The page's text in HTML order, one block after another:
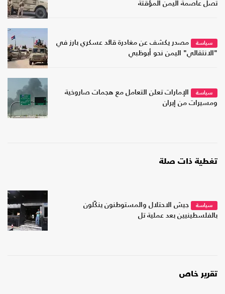
تصل عاصمة اليمن المؤقتة
سياسة
مصدر يكشف عن مغادرة قائد عسكري بارز في
"الانتقالي" اليمن نحو أبوظبي
سياسة
الإمارات تعلن التعامل مع هجمات صاروخية
ومسيرات من إيران
تغطية ذات صلة
سياسة
جيش الاحتلال والمستوطنون ينكّلون
بالفلسطينيين بعد عملية تل
تقرير خاص